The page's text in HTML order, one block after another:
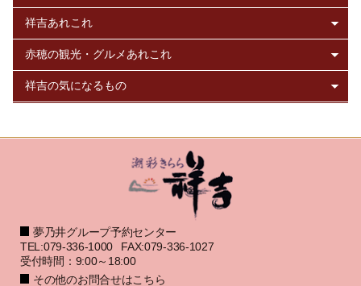
夢乃井グループ予約センター
TEL:079-336-1000
FAX:079-336-1027
受付時間：9:00～18:00
その他のお問合せはこちら